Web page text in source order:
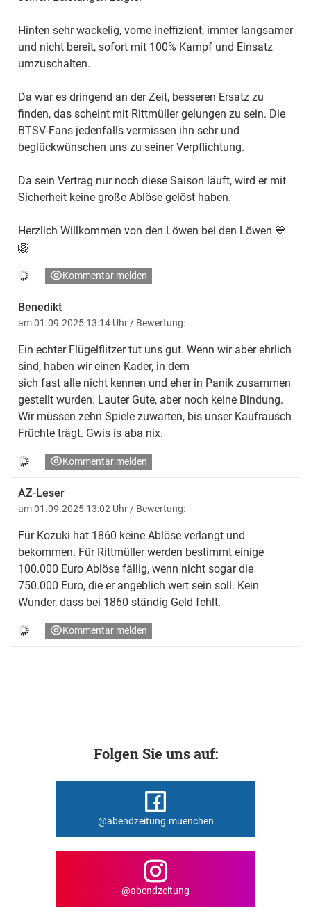
Hinten sehr wackelig, vorne ineffizient, immer langsamer
und nicht bereit, sofort mit 100% Kampf und Einsatz
umzuschalten.
Da war es dringend an der Zeit, besseren Ersatz zu
finden, das scheint mit Rittmüller gelungen zu sein. Die
BTSV-Fans jedenfalls vermissen ihn sehr und
beglückwünschen uns zu seiner Verpflichtung.
Da sein Vertrag nur noch diese Saison läuft, wird er mit
Sicherheit keine große Ablöse gelöst haben.
Herzlich Willkommen von den Löwen bei den Löwen 💙
🦁
Kommentar melden
Benedikt
am 01.09.2025 13:14 Uhr / Bewertung:
Ein echter Flügelflitzer tut uns gut. Wenn wir aber ehrlich
sind, haben wir einen Kader, in dem
sich fast alle nicht kennen und eher in Panik zusammen
gestellt wurden. Lauter Gute, aber noch keine Bindung.
Wir müssen zehn Spiele zuwarten, bis unser Kaufrausch
Früchte trägt. Gwis is aba nix.
Kommentar melden
AZ-Leser
am 01.09.2025 13:02 Uhr / Bewertung:
Für Kozuki hat 1860 keine Ablöse verlangt und
bekommen. Für Rittmüller werden bestimmt einige
100.000 Euro Ablöse fällig, wenn nicht sogar die
750.000 Euro, die er angeblich wert sein soll. Kein
Wunder, dass bei 1860 ständig Geld fehlt.
Kommentar melden
Folgen Sie uns auf:
@abendzeitung.muenchen
@abendzeitung